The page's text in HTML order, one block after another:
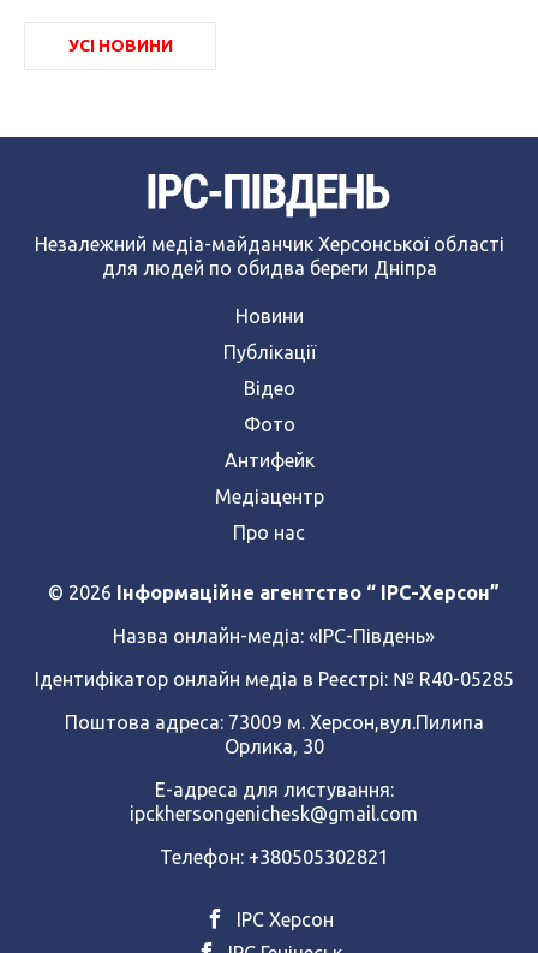
УСІ НОВИНИ
Незалежний медіа-майданчик Херсонської області
для людей по обидва береги Дніпра
Новини
Публікації
Відео
Фото
Антифейк
Медіацентр
Про нас
© 2026 Інформаційне агентство “ IPC-Херсон”
Назва онлайн-медіа: «ІРС-Південь»
Ідентифікатор онлайн медіа в Реєстрі: № R40-05285
Поштова адреса: 73009 м. Херсон,вул.Пилипа
Орлика, 30
Е-адреса для листування:
ipckhersongenichesk@gmail.com
Телефон: +380505302821
ІРС Херсон